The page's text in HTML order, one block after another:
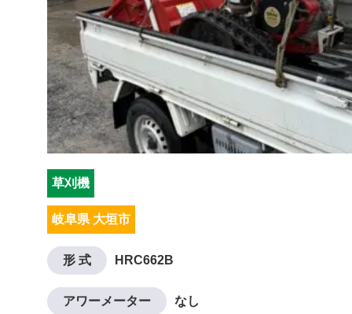
草刈機
岐阜県 大垣市
形 式 HRC662B
アワーメーター なし